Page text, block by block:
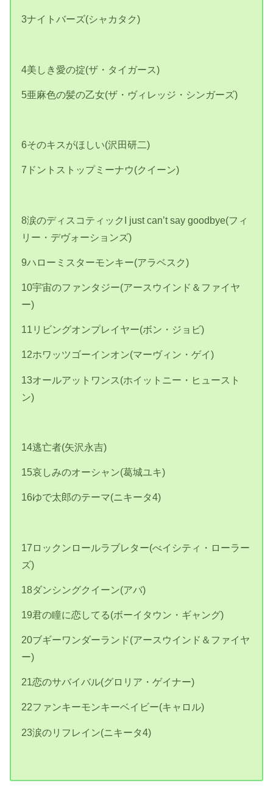
3ナイトバーズ(シャカタク)
4美しき愛の掟(ザ・タイガース)
5亜麻色の髪の乙女(ザ・ヴィレッジ・シンガーズ)
6そのキスがほしい(沢田研二)
7ドントストップミーナウ(クイーン)
8涙のディスコティックI just can’t say goodbye(フィ
リー・デヴォーションズ)
9ハローミスターモンキー(アラベスク)
10宇宙のファンタジー(アースウインド＆ファイヤ
ー)
11リビングオンプレイヤー(ボン・ジョビ)
12ホワッツゴーインオン(マーヴィン・ゲイ)
13オールアットワンス(ホイットニー・ヒュースト
ン)
14逃亡者(矢沢永吉)
15哀しみのオーシャン(葛城ユキ)
16ゆで太郎のテーマ(ニキータ4)
17ロックンロールラブレター(べイシティ・ローラー
ズ)
18ダンシングクイーン(アバ)
19君の瞳に恋してる(ボーイタウン・ギャング)
20ブギーワンダーランド(アースウインド＆ファイヤ
ー)
21恋のサバイバル(グロリア・ゲイナー)
22ファンキーモンキーベイビー(キャロル)
23涙のリフレイン(ニキータ4)